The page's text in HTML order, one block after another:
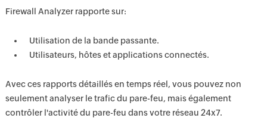
Firewall Analyzer rapporte sur:
Utilisation de la bande passante.
Utilisateurs, hôtes et applications connectés.
Avec ces rapports détaillés en temps réel, vous pouvez non
seulement analyser le trafic du pare-feu, mais également
contrôler l'activité du pare-feu dans votre réseau 24x7.